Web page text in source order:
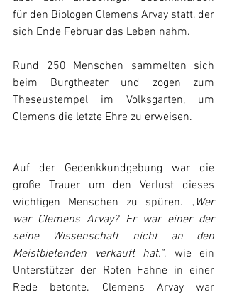
für den Biologen Clemens Arvay statt, der
sich Ende Februar das Leben nahm.
Rund 250 Menschen sammelten sich
beim Burgtheater und zogen zum
Theseustempel im Volksgarten, um
Clemens die letzte Ehre zu erweisen.
Auf der Gedenkkundgebung war die
große Trauer um den Verlust dieses
wichtigen Menschen zu spüren. „ Wer
war Clemens Arvay? Er war einer der
seine Wissenschaft nicht an den
Meistbietenden verkauft hat.“, wie ein
Unterstützer der Roten Fahne in einer
Rede betonte. Clemens Arvay war